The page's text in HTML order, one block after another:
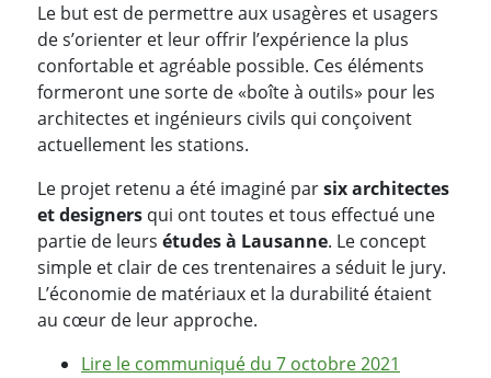
Le but est de permettre aux usagères et usagers
de s’orienter et leur offrir l’expérience la plus
confortable et agréable possible. Ces éléments
formeront une sorte de «boîte à outils» pour les
architectes et ingénieurs civils qui conçoivent
actuellement les stations.
Le projet retenu a été imaginé parsix architectes
et designers qui ont toutes et tous effectué une
partie de leurs études à Lausanne. Le concept
simple et clair de ces trentenaires a séduit le jury.
L’économie de matériaux et la durabilité étaient
au cœur de leur approche.
Lire le communiqué du 7 octobre 2021